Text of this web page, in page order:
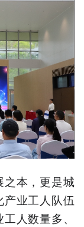
本，更是城
业工人队伍
人数量多、